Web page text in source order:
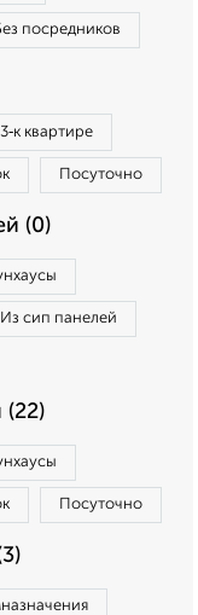
посредников
квартире
Посуточно
(0)
Из сип панелей
(22)
Посуточно